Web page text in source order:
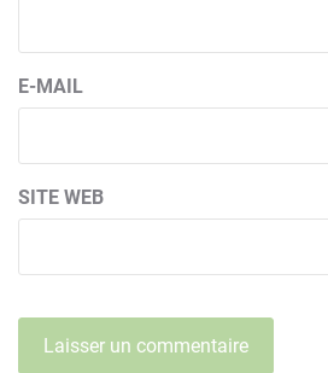
E-MAIL
SITE WEB